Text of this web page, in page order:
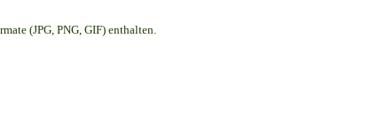
(JPG, PNG, GIF) enthalten.